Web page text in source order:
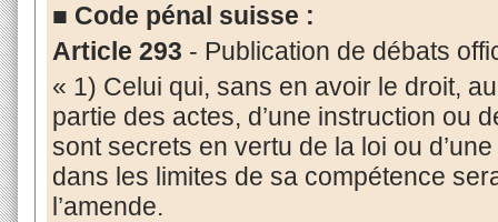
■ Code pénal suisse :
Article 293 - Publication de débats
« 1) Celui qui, sans en avoir le droit,
partie des actes, d’une instruction ou
sont secrets en vertu de la loi ou
dans les limites de sa compétence
l’amende.